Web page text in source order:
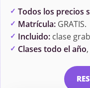
Todos los precios
Matrícula:GRATIS.
Incluido:clase
Clases todo el año